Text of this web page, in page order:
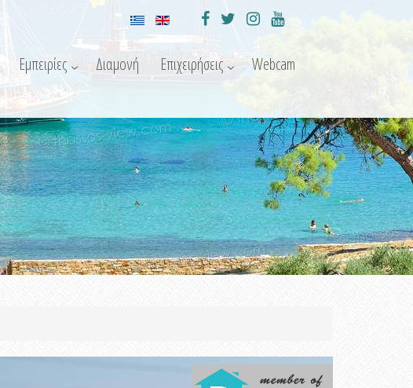
Εμπειρίες Διαμονή Επιχειρήσεις Webcam